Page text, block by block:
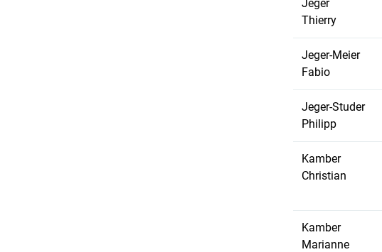
Jeger
Thierry
Jeger-Meier
Fabio
Jeger-Studer
Philipp
Kamber
Christian
Kamber
Marianne